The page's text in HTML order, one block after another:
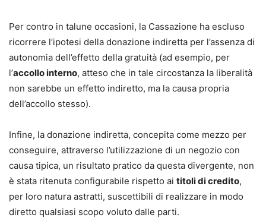
Per contro in talune occasioni, la Cassazione ha escluso
ricorrere l’ipotesi della donazione indiretta per l’assenza di
autonomia dell’effetto della gratuità (ad esempio, per
l’accollo interno, atteso che in tale circostanza la liberalità
non sarebbe un effetto indiretto, ma la causa propria
dell’accollo stesso).
Infine, la donazione indiretta, concepita come mezzo per
conseguire, attraverso l’utilizzazione di un negozio con
causa tipica, un risultato pratico da questa divergente, non
è stata ritenuta configurabile rispetto ai titoli di credito,
per loro natura astratti, suscettibili di realizzare in modo
diretto qualsiasi scopo voluto dalle parti.